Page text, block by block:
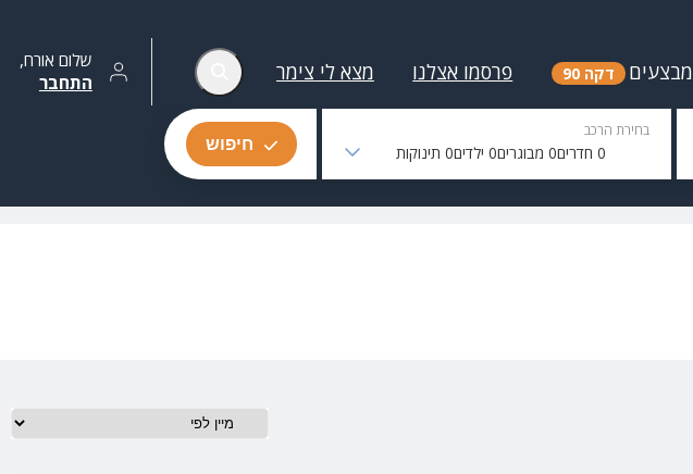
מבצעים דקה 90 פרסמו אצלנו מצא לי צימר שלום אורח,
התחבר
בחירת הרכב
0חדרים0מבוגרים0ילדים0תינוקות חיפוש